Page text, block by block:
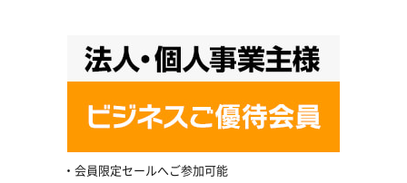
会員限定セールへご参加可能